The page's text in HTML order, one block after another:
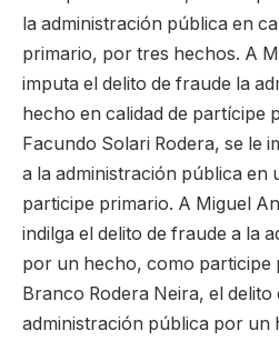
la administración pública en
primario, por tres hechos. A
imputa el delito de fraude la
hecho en calidad de partícipe
Facundo Solari Rodera, se le
a la administración pública en
participe primario. A Miguel
indilga el delito de fraude a la
por un hecho, como participe
Branco Rodera Neira, el delito
administración pública por un